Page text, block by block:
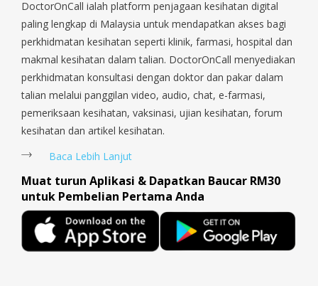
Sengkang, Serangoon, Serangoon Rd, Seletar, Tampines, Toa
Payoh, Tanjong Pagar, Telok Blangah, Tanglin, Thomson, Tuas,
Tengah, Upper East Coast, Upper Bukit Timah, Upper Thomson,
Woodlands, West Coast, Yishun, Yio Chu Kang.
DoctorOnCall ialah platform penjagaan kesihatan digital
paling lengkap di Malaysia untuk mendapatkan akses bagi
perkhidmatan kesihatan seperti klinik, farmasi, hospital dan
makmal kesihatan dalam talian. DoctorOnCall menyediakan
perkhidmatan konsultasi dengan doktor dan pakar dalam
talian melalui panggilan video, audio, chat, e-farmasi,
pemeriksaan kesihatan, vaksinasi, ujian kesihatan, forum
kesihatan dan artikel kesihatan.
Baca Lebih Lanjut
Muat turun Aplikasi & Dapatkan Baucar RM30
untuk Pembelian Pertama Anda